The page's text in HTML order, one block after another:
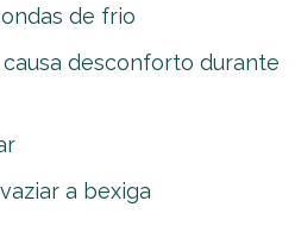
de frio
desconforto durante
a bexiga